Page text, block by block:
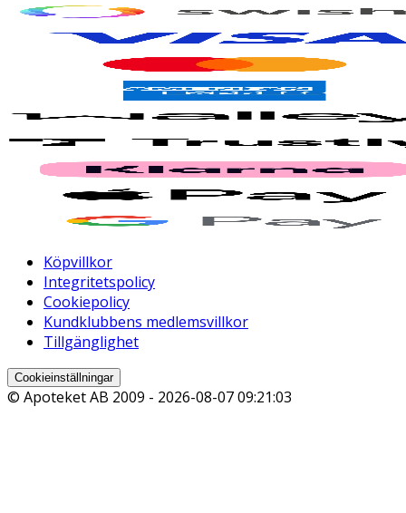
Köpvillkor
Integritetspolicy
Cookiepolicy
Kundklubbens medlemsvillkor
Tillgänglighet
Cookieinställningar
© Apoteket AB 2009 - 2026-08-07 09:21:03